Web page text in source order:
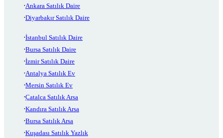
Ankara Satılık Daire
Diyarbakır Satılık Daire
İstanbul Satılık Daire
Bursa Satılık Daire
İzmir Satılık Daire
Antalya Satılık Ev
Mersin Satılık Ev
Çatalca Satılık Arsa
Kandıra Satılık Arsa
Bursa Satılık Arsa
Kuşadası Satılık Yazlık